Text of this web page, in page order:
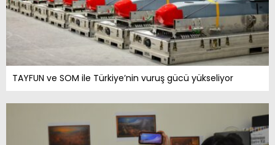
TAYFUN ve SOM ile Türkiye’nin vuruş gücü yükseliyor